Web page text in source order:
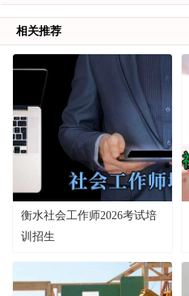
相关推荐
衡水社会工作师2026考试培
训招生